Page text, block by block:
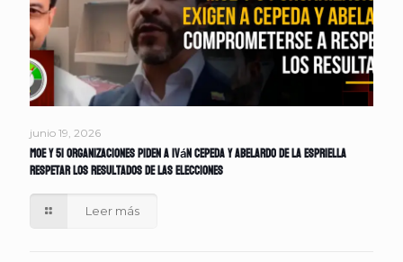
junio 19, 2026
MOE y 51 organizaciones piden a Iván Cepeda y Abelardo de la Espriella
respetar los resultados de las elecciones
Leer más